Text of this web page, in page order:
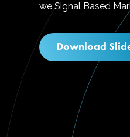
we Signal Based
Download